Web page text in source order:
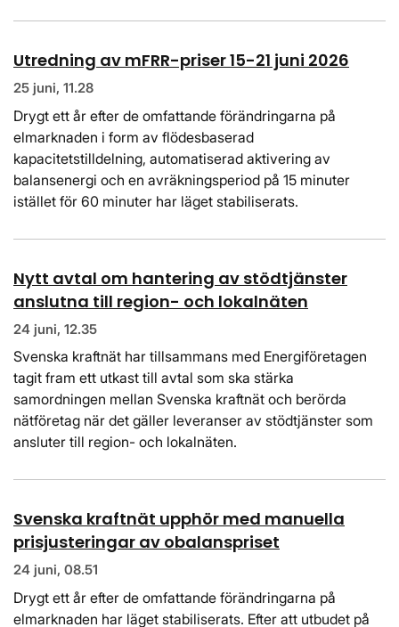
Utredning av mFRR-priser 15-21 juni 2026
25 juni, 11.28
Drygt ett år efter de omfattande förändringarna på
elmarknaden i form av flödesbaserad
kapacitetstilldelning, automatiserad aktivering av
balansenergi och en avräkningsperiod på 15 minuter
istället för 60 minuter har läget stabiliserats.
Nytt avtal om hantering av stödtjänster
anslutna till region- och lokalnäten
24 juni, 12.35
Svenska kraftnät har tillsammans med Energiföretagen
tagit fram ett utkast till avtal som ska stärka
samordningen mellan Svenska kraftnät och berörda
nätföretag när det gäller leveranser av stödtjänster som
ansluter till region- och lokalnäten.
Svenska kraftnät upphör med manuella
prisjusteringar av obalanspriset
24 juni, 08.51
Drygt ett år efter de omfattande förändringarna på
elmarknaden har läget stabiliserats. Efter att utbudet på